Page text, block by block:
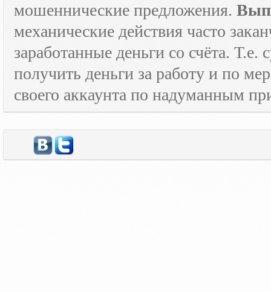
мошеннические предложения.
механические действия часто
заработанные деньги со счёта.
получить деньги за работу и по
своего аккаунта по надуманным